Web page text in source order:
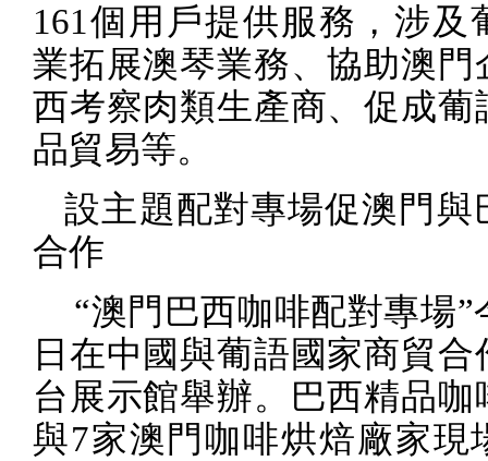
161個用戶提供服務，涉及
業拓展澳琴業務、協助澳門
西考察肉類生產商、促成葡
品貿易等。
設主題配對專場促澳門與
合作
“澳門巴西咖啡配對專場”
日在中國與葡語國家商貿合
台展示館舉辦。巴西精品咖
與7家澳門咖啡烘焙廠家現